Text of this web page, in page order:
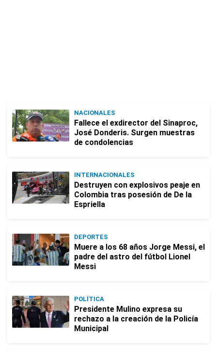
NACIONALES
Fallece el exdirector del Sinaproc,
José Donderis. Surgen muestras
de condolencias
INTERNACIONALES
Destruyen con explosivos peaje en
Colombia tras posesión de De la
Espriella
DEPORTES
Muere a los 68 años Jorge Messi, el
padre del astro del fútbol Lionel
Messi
POLÍTICA
Presidente Mulino expresa su
rechazo a la creación de la Policía
Municipal